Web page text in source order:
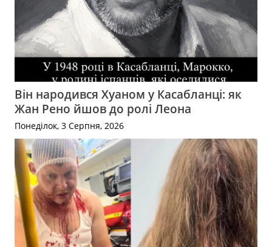
Він народився Хуаном у Касабланці: як
Жан Рено йшов до ролі Леона
Понеділок, 3 Серпня, 2026